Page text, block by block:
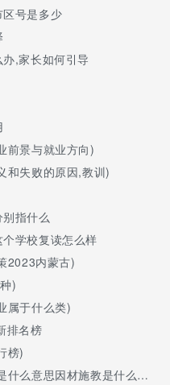
号是多少
,家长如何引导
前景与就业方向)
和失败的原因,教训)
指什么
学校复读怎么样
2023内蒙古)
)
属于什么类)
排名榜
榜)
意思因材施教是什么意思)